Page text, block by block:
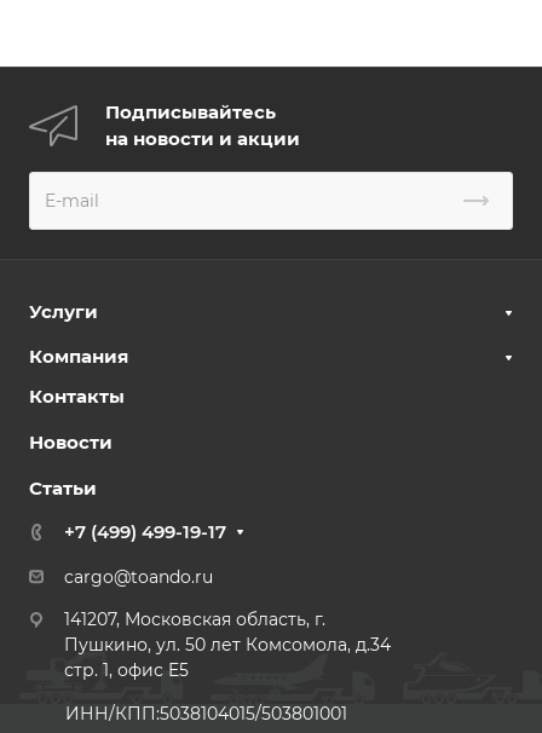
Подписывайтесь
на новости и акции
Услуги
Компания
Контакты
Новости
Статьи
+7 (499) 499-19-17
cargo@toando.ru
141207, Московская область, г.
Пушкино, ул. 50 лет Комсомола, д.34
стр. 1, офис E5
ИНН/КПП:5038104015/503801001